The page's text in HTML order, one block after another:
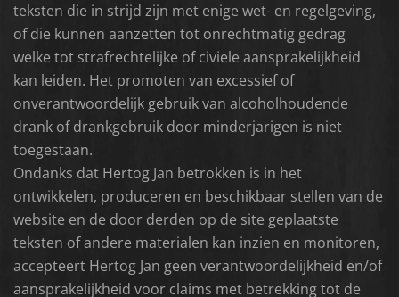
teksten die in strijd zijn met enige wet- en regelgeving,
of die kunnen aanzetten tot onrechtmatig gedrag
welke tot strafrechtelijke of civiele aansprakelijkheid
kan leiden. Het promoten van excessief of
onverantwoordelijk gebruik van alcoholhoudende
drank of drankgebruik door minderjarigen is niet
toegestaan.
Ondanks dat Hertog Jan betrokken is in het
ontwikkelen, produceren en beschikbaar stellen van de
website en de door derden op de site geplaatste
teksten of andere materialen kan inzien en monitoren,
accepteert Hertog Jan geen verantwoordelijkheid en/of
aansprakelijkheid voor claims met betrekking tot de